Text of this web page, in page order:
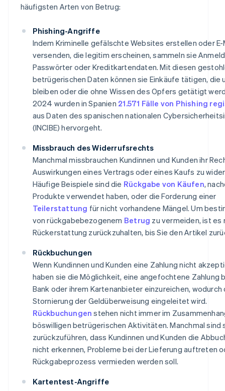
häufigsten Arten von Betrug:
Phishing-Angriffe
Indem Kriminelle gefälschte Websites erstellen oder E-
versenden, die legitim erscheinen, sammeln sie
Passwörter oder Kreditkartendaten. Mit diesen
betrügerischen Daten können sie Einkäufe tätigen, die
bleiben oder die ohne Wissen des Opfers getätigt
2024 wurden in Spanien 21.571 Fälle von Phishing
aus Daten des spanischen nationalen
(INCIBE) hervorgeht.
Missbrauch des Widerrufsrechts
Manchmal missbrauchen Kundinnen und Kunden ihr
Auswirkungen eines Vertrags oder eines Kaufs zu
Häufige Beispiele sind die Rückgabe von Käufen,
Produkte verwendet haben, oder die Forderung einer
Teilerstattung für nicht vorhandene Mängel. Um
von rückgabebezogenem Betrug zu vermeiden, ist es
Rückerstattung zurückzuhalten, bis Sie den Artikel
Rückbuchungen
Wenn Kundinnen und Kunden eine Zahlung nicht
haben sie die Möglichkeit, eine angefochtene Zahlung
Bank oder ihrem Kartenanbieter einzureichen, wodurch
Stornierung der Geldüberweisung eingeleitet wird.
Rückbuchungen stehen nicht immer im
böswilligen betrügerischen Aktivitäten. Manchmal sind
zurückzuführen, dass Kundinnen und Kunden die
nicht erkennen, Probleme bei der Lieferung auftreten
Rückgabeprozess vermieden werden soll.
Kartentest-Angriffe